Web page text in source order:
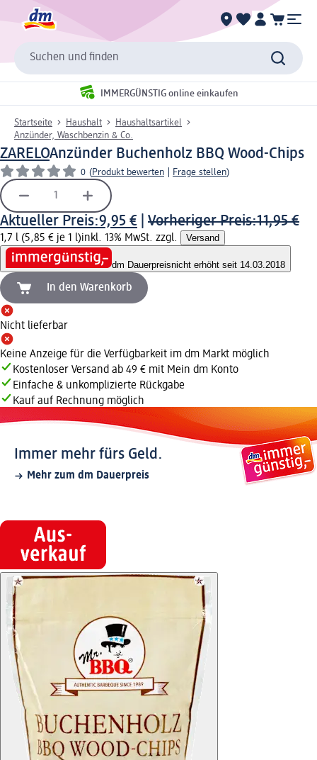
Suchen und finden
IMMERGÜNSTIG online einkaufen
Startseite Haushalt
Haushaltsartikel
Anzünder, Waschbenzin & Co.
ZARELOAnzünder Buchenholz BBQ Wood-Chips
0 (Produkt bewerten Frage stellen)
Aktueller Preis:9,95 € Vorheriger Preis:11,95 €
1,7 l (5,85 € je 1 l)inkl. 13% MwSt. zzgl. Versand
dm Dauerpreisnicht erhöht seit 14.03.2018
In den Warenkorb
Nicht lieferbar
Keine Anzeige für die Verfügbarkeit im dm Markt möglich
Kostenloser Versand ab 49 € mit Mein dm Konto
Einfache & unkomplizierte Rückgabe
Kauf auf Rechnung möglich
Immer mehr fürs Geld.
Mehr zum dm Dauerpreis